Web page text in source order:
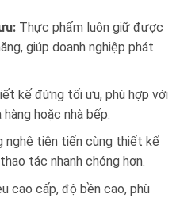
Thực phẩm luôn giữ được
giúp doanh nghiệp phát
kế đứng tối ưu, phù hợp với
hoặc nhà bếp.
nghệ tiên tiến cùng thiết kế
tác nhanh chóng hơn.
cao cấp, độ bền cao, phù